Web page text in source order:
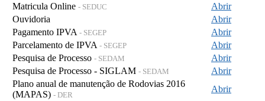
Matricula Online - SEDUC
Abrir
Ouvidoria
Abrir
Pagamento IPVA - SEGEP
Abrir
Parcelamento de IPVA - SEGEP
Abrir
Pesquisa de Processo - SEDAM
Abrir
Pesquisa de Processo - SIGLAM - SEDAM
Abrir
Plano anual de manutenção de Rodovias 2016
(MAPAS) - DER
Abrir